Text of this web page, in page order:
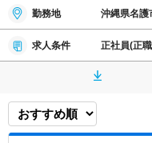
勤務地 沖縄県名護
求人条件 正社員(正